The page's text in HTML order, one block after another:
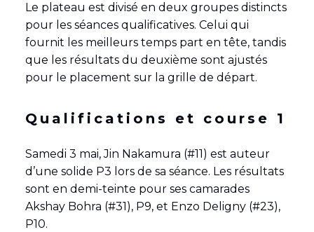
Le plateau est divisé en deux groupes distincts
pour les séances qualificatives. Celui qui
fournit les meilleurs temps part en tête, tandis
que les résultats du deuxième sont ajustés
pour le placement sur la grille de départ.
Qualifications et course 1
Samedi 3 mai, Jin Nakamura (#11) est auteur
d’une solide P3 lors de sa séance. Les résultats
sont en demi-teinte pour ses camarades
Akshay Bohra (#31), P9, et Enzo Deligny (#23),
P10.